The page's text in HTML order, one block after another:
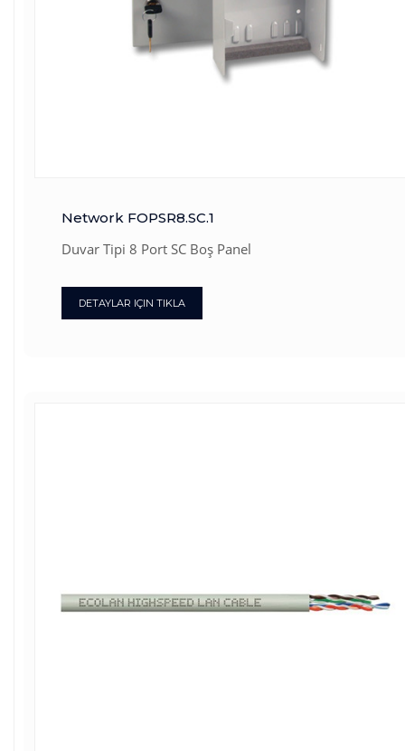
Network FOPSR8.SC.1
Duvar Tipi 8 Port SC Boş Panel
DETAYLAR IÇIN TIKLA